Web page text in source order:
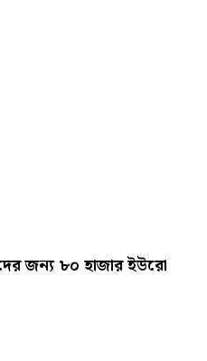
জন্য ৮০ হাজার ইউরো